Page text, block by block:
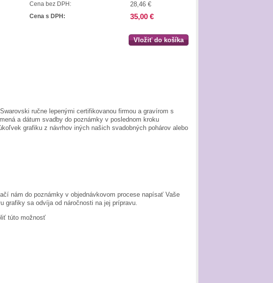
Cena bez DPH: 28,46 €
Cena s DPH: 35,00 €
Vložiť do košíka
ručne lepenými certifikovanou firmou a gravírom s
a dátum svadby do poznámky v poslednom kroku
grafiku z návrhov iných našich svadobných pohárov alebo
nám do poznámky v objednávkovom procese napísať Vaše
grafiky sa odvíja od náročnosti na jej prípravu.
túto možnosť